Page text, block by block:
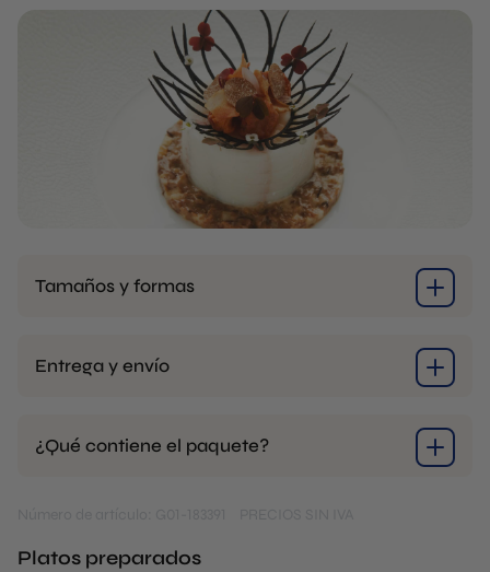
Tamaños y formas
Entrega y envío
¿Qué contiene el paquete?
Platos preparados